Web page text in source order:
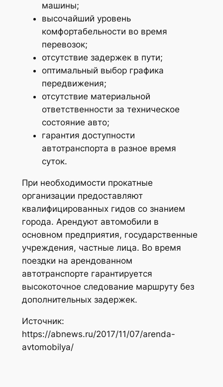
машины;
высочайший уровень
комфортабельности во время
перевозок;
отсутствие задержек в пути;
оптимальный выбор графика
передвижения;
отсутствие материальной
ответственности за техническое
состояние авто;
гарантия доступности
автотранспорта в разное время
суток.
При необходимости прокатные
организации предоставляют
квалифицированных гидов со знанием
города. Арендуют автомобили в
основном предприятия, государственные
учреждения, частные лица. Во время
поездки на арендованном
автотранспорте гарантируется
высокоточное следование маршруту без
дополнительных задержек.
Источник:
https://abnews.ru/2017/11/07/arenda-
avtomobilya/